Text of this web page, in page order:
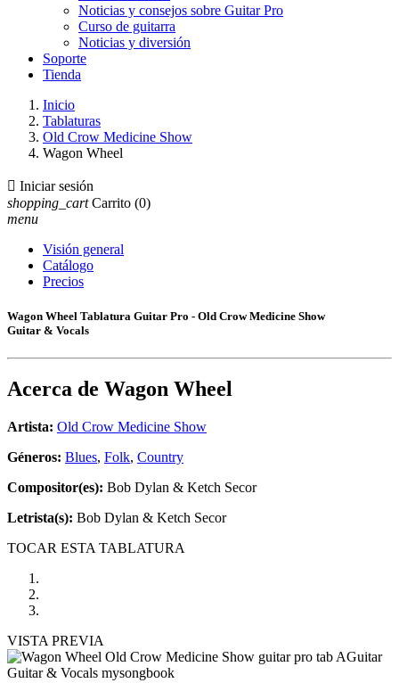
Noticias y consejos sobre Guitar Pro
Curso de guitarra
Noticias y diversión
Soporte
Tienda
Inicio
Tablaturas
Old Crow Medicine Show
Wagon Wheel
 Iniciar sesión
shopping_cart Carrito (0)
menu
Visión general
Catálogo
Precios
Wagon Wheel Tablatura Guitar Pro - Old Crow Medicine Show
Guitar & Vocals
Acerca de Wagon Wheel
Artista: Old Crow Medicine Show
Géneros: Blues, Folk, Country
Compositor(es): Bob Dylan & Ketch Secor
Letrista(s): Bob Dylan & Ketch Secor
TOCAR ESTA TABLATURA
VISTA PREVIA